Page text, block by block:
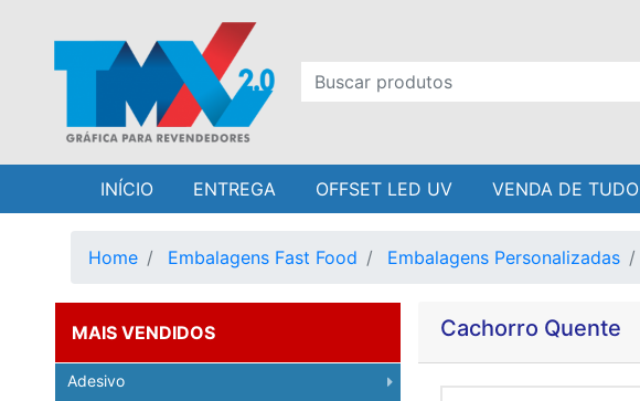
INÍCIO ENTREGA OFFSET LED UV VENDA DE TUDO
Home Embalagens Fast Food Embalagens Personalizadas
MAIS VENDIDOS
Adesivo
Cachorro Quente